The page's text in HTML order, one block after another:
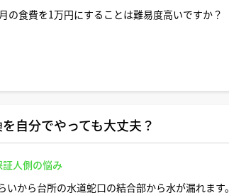
の食費を1万円にすることは難易度高いですか？
自分でやっても大丈夫？
人側の悩み
から台所の水道蛇口の結合部から水が漏れます。